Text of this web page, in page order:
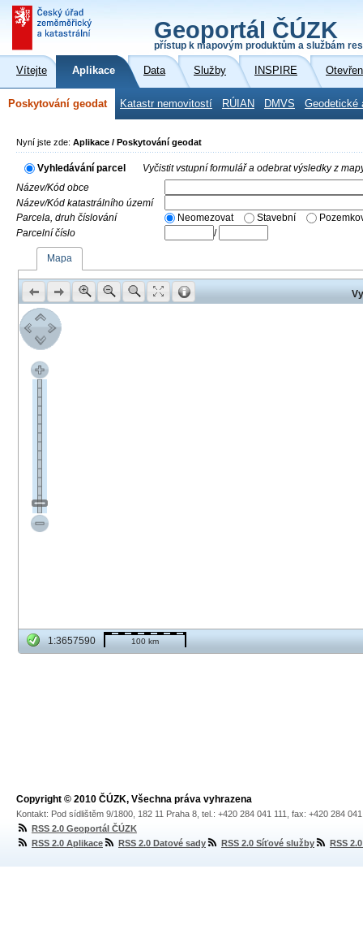
Geoportál ČÚZK
přístup k mapovým produktům a službám
Vítejte Aplikace Data Služby INSPIRE
Poskytování geodat Katastr nemovitostí RÚIAN DMVS Geodetické
Nyní jste zde: Aplikace / Poskytování geodat
Vyhledávání parcel
Vyčistit vstupní formulář a odebrat výsledky z
Název/Kód obce
Název/Kód katastrálního území
Parcela, druh číslování
Neomezovat Stavební
Parcelní číslo
/
Mapa
1:3657590 100 km
Copyright © 2010 ČÚZK, Všechna práva vyhrazena
Kontakt: Pod sídlištěm 9/1800, 182 11 Praha 8, tel.: +420 284 041 111, fax: +420 284
RSS 2.0 Geoportál ČÚZK
RSS 2.0 Aplikace
RSS 2.0 Datové sady RSS 2.0 Síťové služby RSS